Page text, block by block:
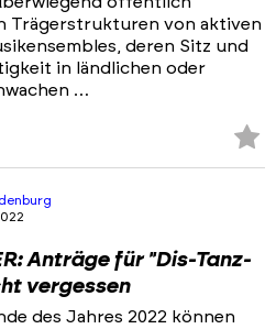
Trägerstrukturen von aktiven
deren Sitz und
in ländlichen oder
…
Anträge für "Dis-Tanz-
vergessen
des Jahres 2022 können